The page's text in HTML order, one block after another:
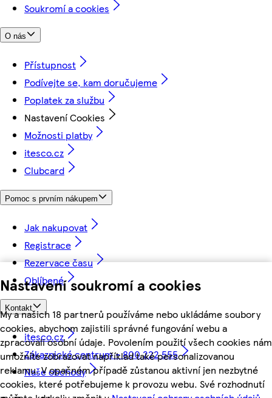
Nastavení soukromí a cookies
My a našich 18 partnerů používáme nebo ukládáme soubory
cookies, abychom zajistili správné fungování webu a
zpracovali osobní údaje. Povolením použití všech cookies nám
umožníte zobrazovat například také personalizovanou
reklamu. V opačném případě zůstanou aktivní jen nezbytné
cookies, které potřebujeme k provozu webu. Své rozhodnutí
Soukromí a cookies
O nás
Přístupnost
Podívejte se, kam doručujeme
Poplatek za službu
Nastavení Cookies
Možnosti platby
itesco.cz
Clubcard
Pomoc s prvním nákupem
Jak nakupovat
Registrace
Rezervace času
Oblíbené
Kontakt
itesco.cz
Zákaznické centrum - 800 222 555
Naše obchody